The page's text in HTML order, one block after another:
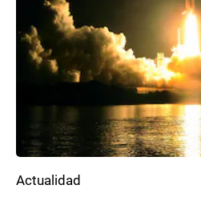
Actualidad